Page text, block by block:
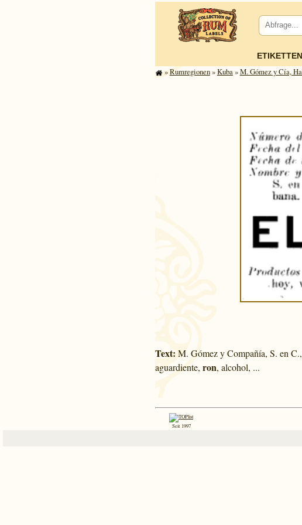
ETIKETTEN
»Rum­re­gi­o­nen»Kuba»M. Gómez y Cía,
Text: M. Gómez y Compañía, S. en
aguardiente, ron, alcohol, ...
Seit 1997